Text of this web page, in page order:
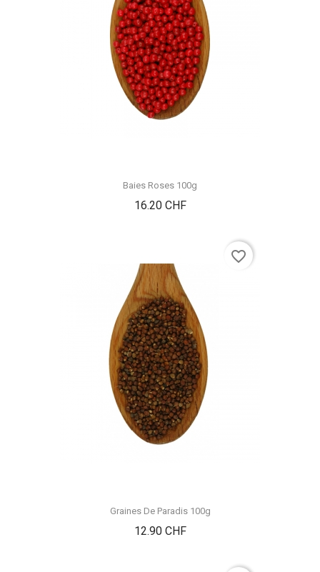
Baies Roses 100g
16.20 CHFPrix
Graines De Paradis 100g
12.90 CHFPrix
favorite_border